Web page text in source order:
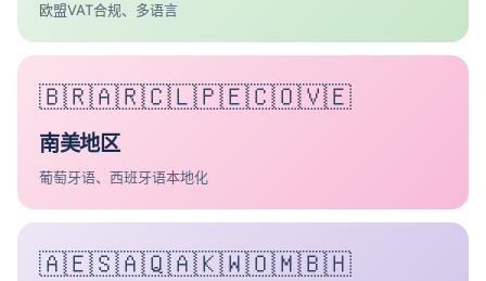
欧盟VAT合规、多语言
🇧🇷🇦🇷🇨🇱🇵🇪🇨🇴🇻🇪
南美地区
葡萄牙语、西班牙语本地化
🇦🇪🇸🇦🇶🇦🇰🇼🇴🇲🇧🇭